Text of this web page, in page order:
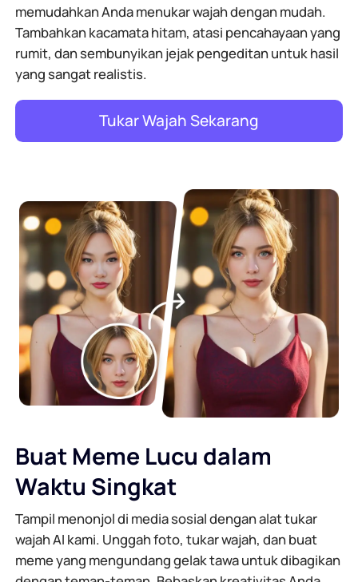
memudahkan Anda menukar wajah dengan mudah.
Tambahkan kacamata hitam, atasi pencahayaan yang
rumit, dan sembunyikan jejak pengeditan untuk hasil
yang sangat realistis.
Tukar Wajah Sekarang
Buat Meme Lucu dalam
Waktu Singkat
Tampil menonjol di media sosial dengan alat tukar
wajah AI kami. Unggah foto, tukar wajah, dan buat
meme yang mengundang gelak tawa untuk dibagikan